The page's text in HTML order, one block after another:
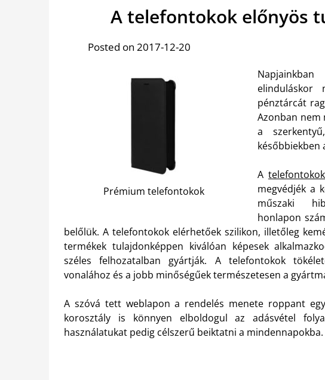
A telefontokok előnyös
Posted on 2017-12-20
Prémium telefontokok
pénztárcát
Azonban nem
a
későbbiekben
A
megvédjék a
műszaki
honlapon
belőlük. A telefontokok elérhetőek szilikon, illetőleg
termékek tulajdonképpen kiválóan képesek
széles felhozatalban gyártják. A telefontokok
vonalához és a jobb minőségűek természetesen a
A szóvá tett weblapon a rendelés menete roppant
korosztály is könnyen elboldogul az adásvétel
használatukat pedig célszerű beiktatni a mindennapokba.